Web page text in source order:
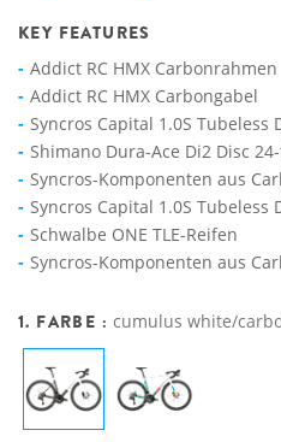
KEY FEATURES
Addict RC HMX Carbonrahmen
Addict RC HMX Carbongabel
Syncros Capital 1.0S Tubeless
Shimano Dura-Ace Di2 Disc
Syncros-Komponenten aus
Syncros Capital 1.0S Tubeless
Schwalbe ONE TLE-Reifen
Syncros-Komponenten aus
1. FARBE : cumulus white/